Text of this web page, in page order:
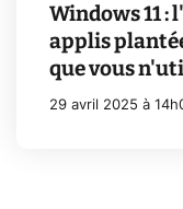
Windows 11
applis
que vous
29 avril 2025 à